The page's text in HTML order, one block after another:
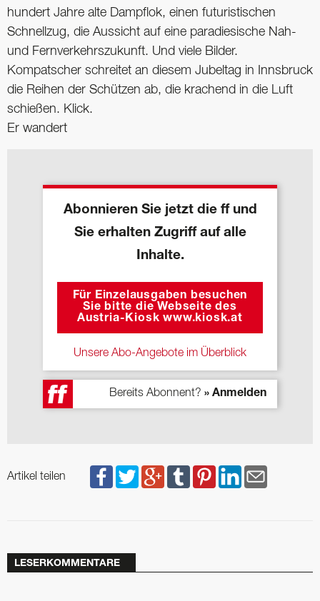
hundert Jahre alte Dampflok, einen futuristischen
Schnellzug, die Aussicht auf eine paradiesische Nah-
und Fernverkehrszukunft. Und viele Bilder.
Kompatscher schreitet an diesem Jubeltag in Innsbruck
die Reihen der Schützen ab, die krachend in die Luft
schießen. Klick.
Er wandert
Abonnieren Sie jetzt die ff und
Sie erhalten Zugriff auf alle
Inhalte.
Für Einzelausgaben besuchen
Sie bitte die Webseite des
Austria-Kiosk www.kiosk.at
Unsere Abo-Angebote im Überblick
Bereits Abonnent? » Anmelden
Artikel teilen
LESERKOMMENTARE